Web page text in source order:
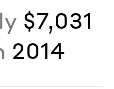
$7,031
2014